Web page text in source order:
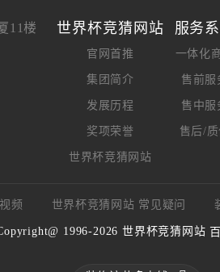
11楼
世界杯竞猜网站
官网首推
集团简介
发展历程
奖项荣誉
世界杯竞猜网站
服务
一体化
售前服
售中服
售后/
频 世界杯竞猜网站 常见疑问
1996-2026 世界杯竞猜网站